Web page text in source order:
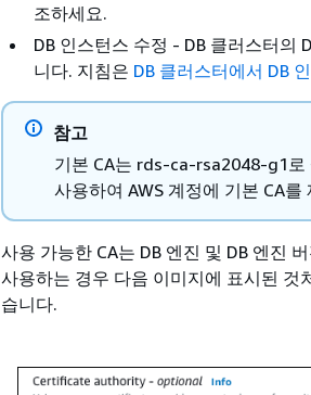
조하세요.
DB 인스턴스 수정 - DB 클러스터의
니다. 지침은 DB 클러스터에서 DB
참고
기본 CA는 rds-ca-rsa2048-g1로
사용하여 AWS 계정에 기본 CA
사용 가능한 CA는 DB 엔진 및 DB 엔진
사용하는 경우 다음 이미지에 표시된 것
습니다.